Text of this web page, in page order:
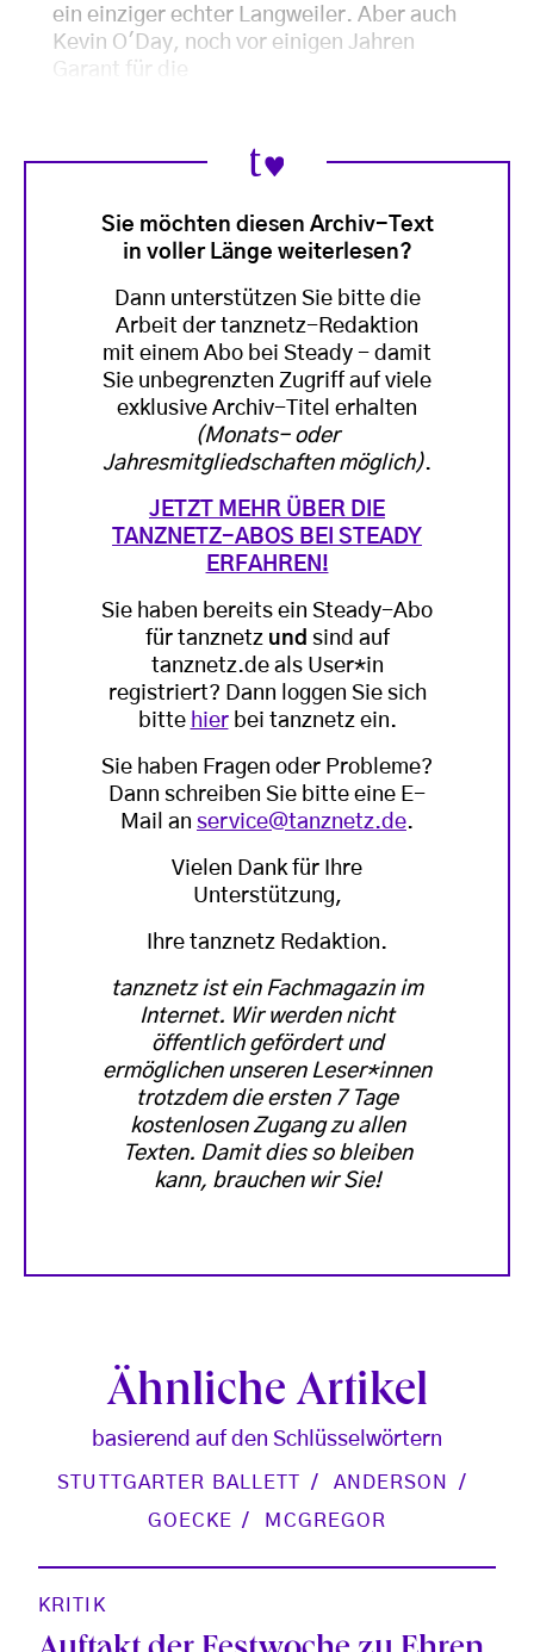
ein einziger echter Langweiler. Aber auch
Kevin O'Day, noch vor einigen Jahren
Garant für die
Sie möchten diesen Archiv-Text
in voller Länge weiterlesen?
Dann unterstützen Sie bitte die
Arbeit der tanznetz-Redaktion
mit einem Abo bei Steady - damit
Sie unbegrenzten Zugriff auf viele
exklusive Archiv-Titel erhalten
(Monats- oder
Jahresmitgliedschaften möglich).
JETZT MEHR ÜBER DIE
TANZNETZ-ABOS BEI STEADY
ERFAHREN!
Sie haben bereits ein Steady-Abo
für tanznetz und sind auf
tanznetz.de als User*in
registriert? Dann loggen Sie sich
bitte hierbei tanznetz ein.
Sie haben Fragen oder Probleme?
Dann schreiben Sie bitte eine E-
Mail an service@tanznetz.de.
Vielen Dank für Ihre
Unterstützung,
Ihre tanznetz Redaktion.
tanznetz ist ein Fachmagazin im
Internet. Wir werden nicht
öffentlich gefördert und
ermöglichen unseren Leser*innen
trotzdem die ersten 7 Tage
kostenlosen Zugang zu allen
Texten. Damit dies so bleiben
kann, brauchen wir Sie!
Ähnliche Artikel
basierend auf den Schlüsselwörtern
STUTTGARTER BALLETT
ANDERSON
GOECKE
MCGREGOR
KRITIK